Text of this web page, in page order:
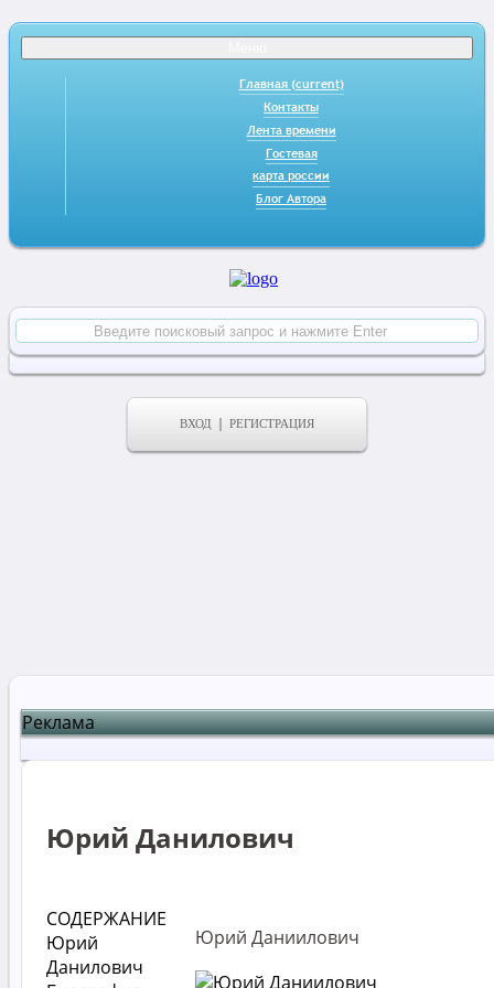
Главная (current)
Контакты
Лента времени
Гостевая
карта россии
Блог Автора
ВХОД РЕГИСТРАЦИЯ
Реклама
Юрий Данилович
Юрий Даниилович
СОДЕРЖАНИЕ
Юрий
Данилович